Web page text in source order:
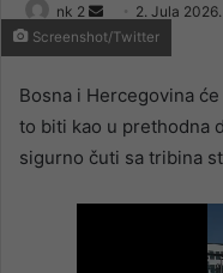
nk 2
Send
an
2. Jula 2026.
Screenshot/Twitter
Bosna i Hercegovina
to biti kao u prethodna
sigurno čuti sa tribina